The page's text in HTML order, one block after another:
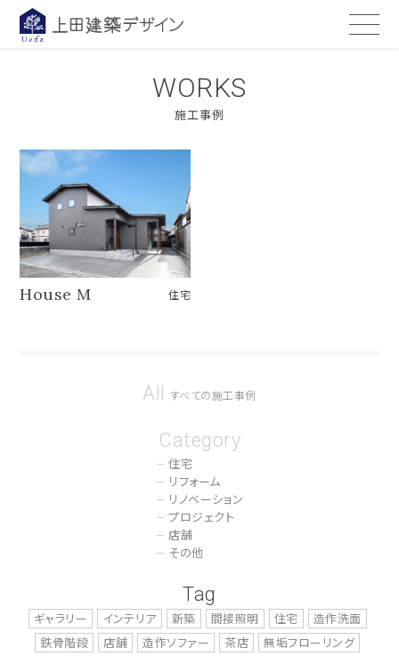
WORKS
施工事例
All すべての施工事例
Category
住宅
リフォーム
リノベーション
プロジェクト
店舗
その他
Tag
ギャラリー インテリア 新築 間接照明 住宅
造作洗面
鉄骨階段
店舗 造作ソファー 茶店
無垢フローリング
House M 住宅